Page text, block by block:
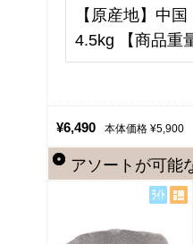
【原産地】中
4.5kg 【商品重
¥6,490 本体価格 ¥5,900
アソートが可能